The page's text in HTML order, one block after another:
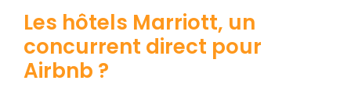
Les hôtels Marriott, un
concurrent direct pour
Airbnb ?